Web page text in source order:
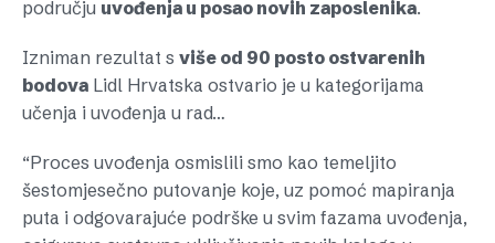
području uvođenja u posao novih zaposlenika.
Izniman rezultat s više od 90 posto ostvarenih
bodova Lidl Hrvatska ostvario je u kategorijama
učenja i uvođenja u rad…
“Proces uvođenja osmislili smo kao temeljito
šestomjesečno putovanje koje, uz pomoć mapiranja
puta i odgovarajuće podrške u svim fazama uvođenja,